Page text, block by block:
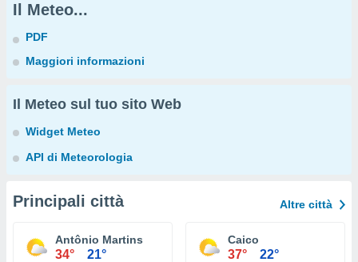
Il Meteo...
PDF
Maggiori informazioni
Il Meteo sul tuo sito Web
Widget Meteo
API di Meteorologia
Principali città Altre città
Antônio Martins
34° 21°
Caico
37° 22°